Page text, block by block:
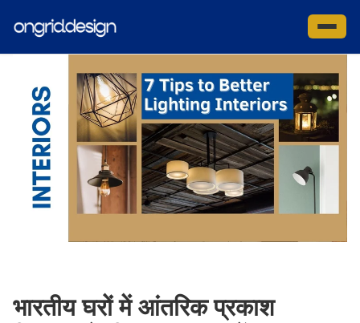
छोड़कर
साइट
भारतीय घरों में आंतरिक प्रकाश